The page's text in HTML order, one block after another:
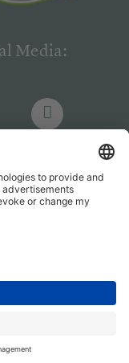
Media:
Hogrefe
Verlag